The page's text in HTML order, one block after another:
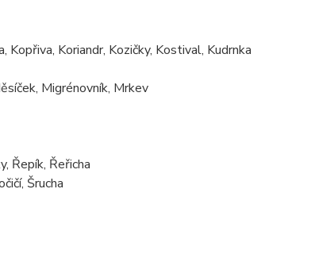
Kopřiva, Koriandr, Kozičky, Kostival, Kudrnka
Migrénovník, Mrkev
Řepík, Řeřicha
Šrucha